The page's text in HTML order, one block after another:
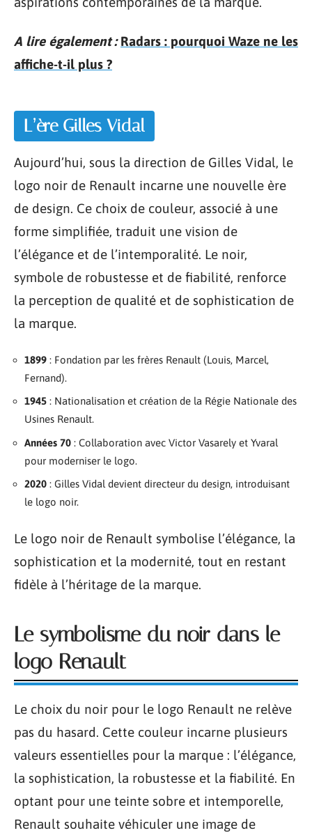
A lire également : Radars : pourquoi Waze ne les
affiche-t-il plus ?
L’ère Gilles Vidal
Aujourd’hui, sous la direction de Gilles Vidal, le
logo noir de Renault incarne une nouvelle ère
de design. Ce choix de couleur, associé à une
forme simplifiée, traduit une vision de
l’élégance et de l’intemporalité. Le noir,
symbole de robustesse et de fiabilité, renforce
la perception de qualité et de sophistication de
la marque.
1899 : Fondation par les frères Renault (Louis, Marcel,
Fernand).
1945 : Nationalisation et création de la Régie Nationale des
Usines Renault.
Années 70 : Collaboration avec Victor Vasarely et Yvaral
pour moderniser le logo.
2020 : Gilles Vidal devient directeur du design, introduisant
le logo noir.
Le logo noir de Renault symbolise l’élégance, la
sophistication et la modernité, tout en restant
fidèle à l’héritage de la marque.
Le symbolisme du noir dans le
logo Renault
Le choix du noir pour le logo Renault ne relève
pas du hasard. Cette couleur incarne plusieurs
valeurs essentielles pour la marque : l’élégance,
la sophistication, la robustesse et la fiabilité. En
optant pour une teinte sobre et intemporelle,
Renault souhaite véhiculer une image de